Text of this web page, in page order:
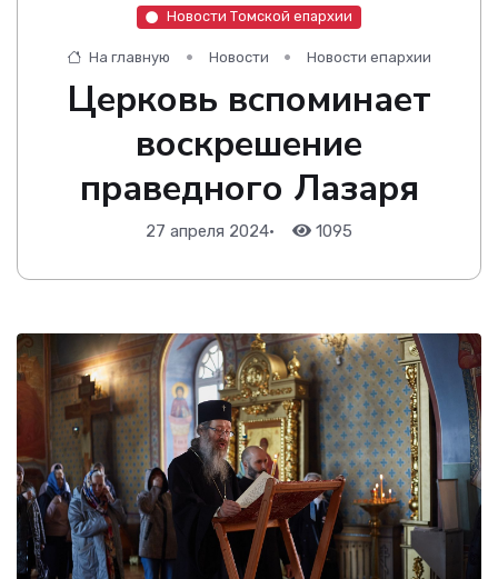
Новости Томской епархии
На главную Новости Новости епархии
Церковь вспоминает
воскрешение
праведного Лазаря
27 апреля 2024• 1095